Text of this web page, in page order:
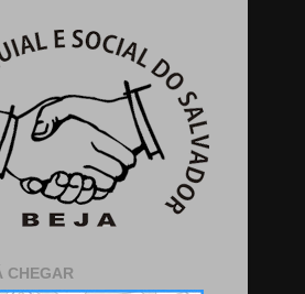
CHEGAR